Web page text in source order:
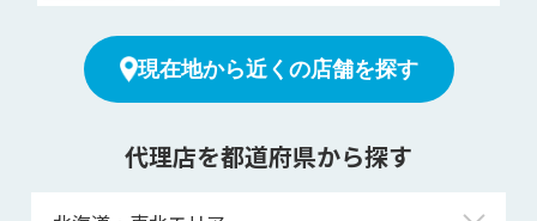
現在地から近くの店舗を探す
代理店を都道府県から探す